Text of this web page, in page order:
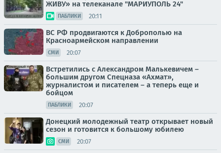
ЖИВУ» на телеканале "МАРИУПОЛЬ 24"
ПАБЛИКИ 20:11
ВС РФ продвигаются к Доброполью на
Красноармейском направлении
СМИ 20:07
Встретились с Александром Малькевичем –
большим другом Спецназа «Ахмат»,
журналистом и писателем – а теперь еще и
бойцом
ПАБЛИКИ 20:07
Донецкий молодежный театр открывает новый
сезон и готовится к большому юбилею
СМИ 20:07